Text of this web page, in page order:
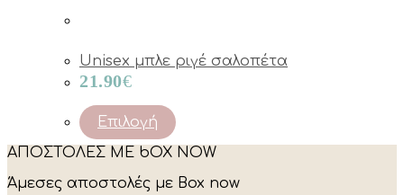
Unisex μπλε ριγέ σαλοπέτα
21.90€
Επιλογή
This
has
variants.
ΑΠΟΣΤΟΛΕΣ ΜΕ bOX NOW
Άμεσες αποστολές με Box now